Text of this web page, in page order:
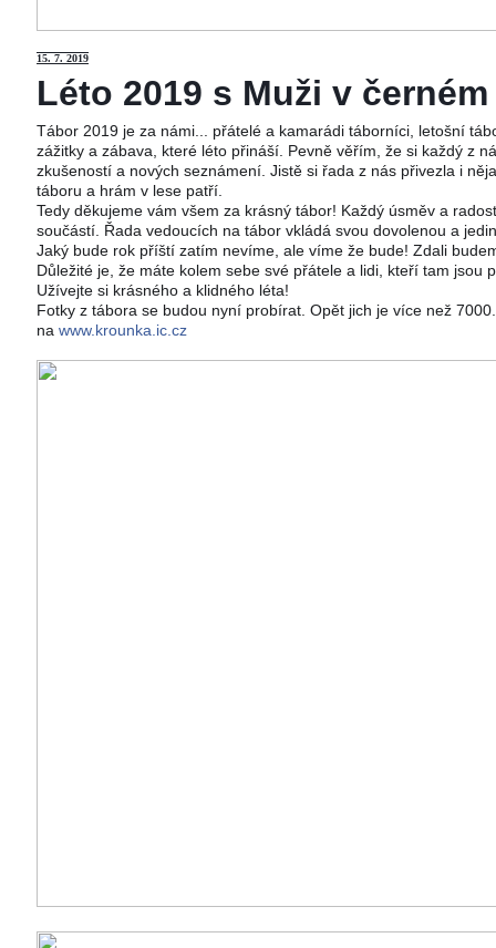
15. 7. 2019
Léto 2019 s Muži v
Tábor 2019 je za námi... přátelé a kamarádi táborníci, letošní
zážitky a zábava, které léto přináší. Pevně věřím, že si každý z
zkušeností a nových seznámení. Jistě si řada z nás přivezla i
táboru a hrám v lese patří.
Tedy děkujeme vám všem za krásný tábor! Každý úsměv a
součástí. Řada vedoucích na tábor vkládá svou dovolenou a
Jaký bude rok příští zatím nevíme, ale víme že bude! Zdali
Důležité je, že máte kolem sebe své přátele a lidi, kteří tam jsou
Užívejte si krásného a klidného léta!
Fotky z tábora se budou nyní probírat. Opět jich je více než
na www.krounka.ic.cz